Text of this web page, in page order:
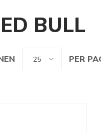
BULL
PER